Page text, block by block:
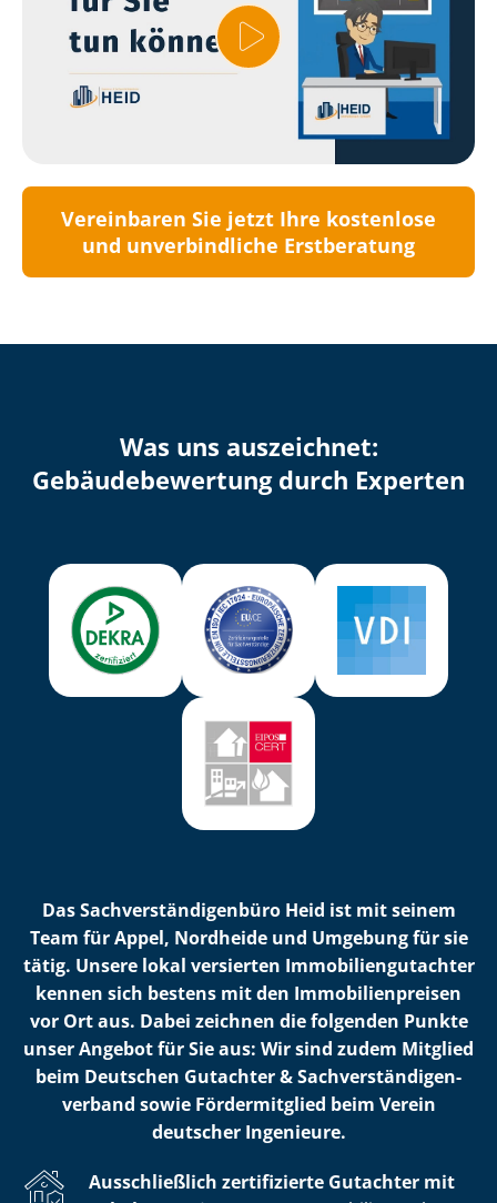
Vereinbaren Sie jetzt Ihre kostenlose
und unverbindliche Erstberatung
Was uns auszeichnet:
Ge­bäu­de­be­wer­tung durch Experten
Das Sach­ver­stän­di­gen­bü­ro Heid ist mit seinem
Team für Appel, Nordheide und Umgebung für sie
tätig. Unsere lokal versierten Im­mo­bi­li­en­gut­ach­ter
kennen sich bestens mit den Im­mo­bi­li­en­prei­sen
vor Ort aus. Dabei zeichnen die folgenden Punkte
unser Angebot für Sie aus: Wir sind zudem Mitglied
beim Deutschen Gutachter & Sach­ver­stän­di­gen­
ver­band sowie Fördermitglied beim Verein
deutscher Ingenieure.
Ausschließlich zertifizierte Gutachter mit